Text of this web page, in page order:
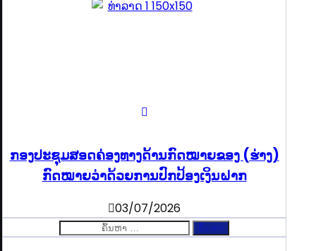
ກອງປະຊຸມສອດຄ່ອງທາງດ້ານກົດໝາຍຂອງ (ຮ່າງ)
ກົດໝາຍວ່າດ້ວຍການປົກປ້ອງເງິນຝາກ
03/07/2026
ຄົ້ນຫາ